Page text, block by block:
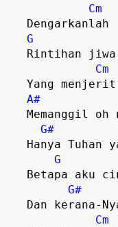
Cm
G
Cm
A#
G#
G
G#
Cm